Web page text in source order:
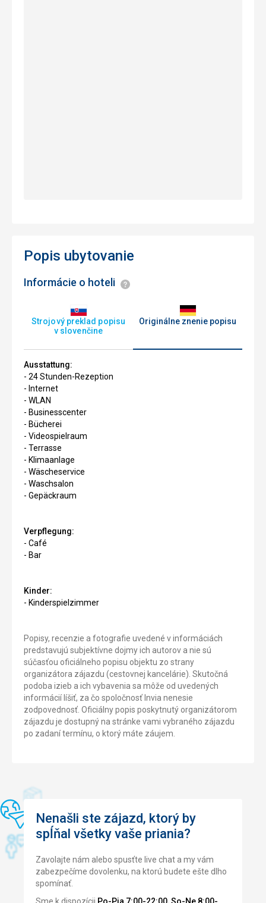
Strojový preklad popisu
v slovenčine
Originálne znenie popisu
Ausstattung:
- 24 Stunden-Rezeption
- Internet
- WLAN
- Businesscenter
- Bücherei
- Videospielraum
- Terrasse
- Klimaanlage
- Wäscheservice
- Waschsalon
- Gepäckraum
Verpflegung:
- Café
- Bar
Kinder:
- Kinderspielzimmer
Popisy, recenzie a fotografie uvedené v informáciách
predstavujú subjektívne dojmy ich autorov a nie sú
súčasťou oficiálneho popisu objektu zo strany
organizátora zájazdu (cestovnej kancelárie). Skutočná
podoba izieb a ich vybavenia sa môže od uvedených
informácií líšiť, za čo spoločnosť Invia nenesie
zodpovednosť. Oficiálny popis poskytnutý organizátorom
zájazdu je dostupný na stránke vami vybraného zájazdu
po zadaní termínu, o ktorý máte záujem.
Popis ubytovanie
Informácie o hoteli Informácie
Nenašli ste zájazd, ktorý by
spĺňal všetky vaše priania?
Zavolajte nám alebo spusťte live chat a my vám
zabezpečíme dovolenku, na ktorú budete ešte dlho
spomínať.